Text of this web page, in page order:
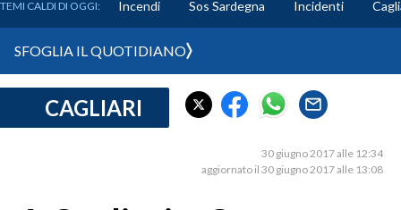
CRONACA SARDEGNA
TEMI CALDI DI OGGI: Incendi Sos Sardegna Incidenti
SFOGLIA IL QUOTIDIANO
CAGLIARI
30 giugno 2017 alle 12:34
aggiornato il 30 giugno 2017 alle 13:08